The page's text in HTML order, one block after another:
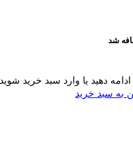
شد
دهید یا وارد سبد خرید شوید.
به سبد خرید